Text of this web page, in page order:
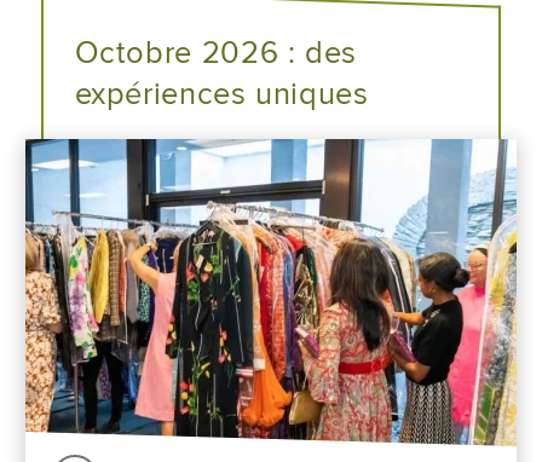
Octobre 2026 : des
expériences uniques